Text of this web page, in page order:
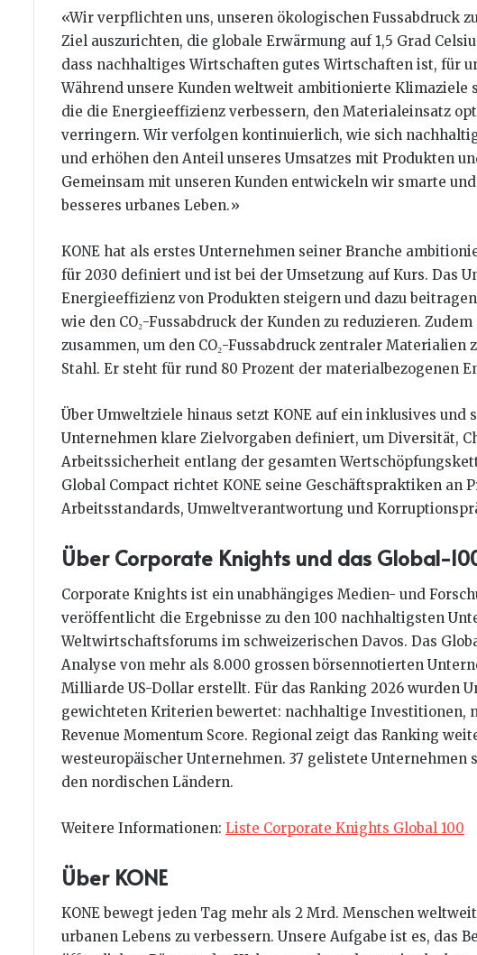
«Wir verpflichten uns, unseren ökologischen Fussabdruck
Ziel auszurichten, die globale Erwärmung auf 1,5 Grad
dass nachhaltiges Wirtschaften gutes Wirtschaften ist, für
Während unsere Kunden weltweit ambitionierte Klimaziele
die die Energieeffizienz verbessern, den Materialeinsatz
verringern. Wir verfolgen kontinuierlich, wie sich
und erhöhen den Anteil unseres Umsatzes mit Produkten
Gemeinsam mit unseren Kunden entwickeln wir smarte
besseres urbanes Leben.»
KONE hat als erstes Unternehmen seiner Branche
für 2030 definiert und ist bei der Umsetzung auf Kurs. Das
Energieeffizienz von Produkten steigern und dazu
wie den CO₂-Fussabdruck der Kunden zu reduzieren.
zusammen, um den CO₂-Fussabdruck zentraler Materialien
Stahl. Er steht für rund 80 Prozent der materialbezogenen
Über Umweltziele hinaus setzt KONE auf ein inklusives und
Unternehmen klare Zielvorgaben definiert, um Diversität,
Arbeitssicherheit entlang der gesamten
Global Compact richtet KONE seine Geschäftspraktiken an
Arbeitsstandards, Umweltverantwortung und
Über Corporate Knights und das Global-
Corporate Knights ist ein unabhängiges Medien- und
veröffentlicht die Ergebnisse zu den 100 nachhaltigsten
Weltwirtschaftsforums im schweizerischen Davos. Das
Analyse von mehr als 8.000 grossen börsennotierten
Milliarde US-Dollar erstellt. Für das Ranking 2026 wurden
gewichteten Kriterien bewertet: nachhaltige Investitionen,
Revenue Momentum Score. Regional zeigt das Ranking
westeuropäischer Unternehmen. 37 gelistete Unternehmen
den nordischen Ländern.
Weitere Informationen: Liste Corporate Knights Global 100
Über KONE
KONE bewegt jeden Tag mehr als 2 Mrd. Menschen
urbanen Lebens zu verbessern. Unsere Aufgabe ist es, das